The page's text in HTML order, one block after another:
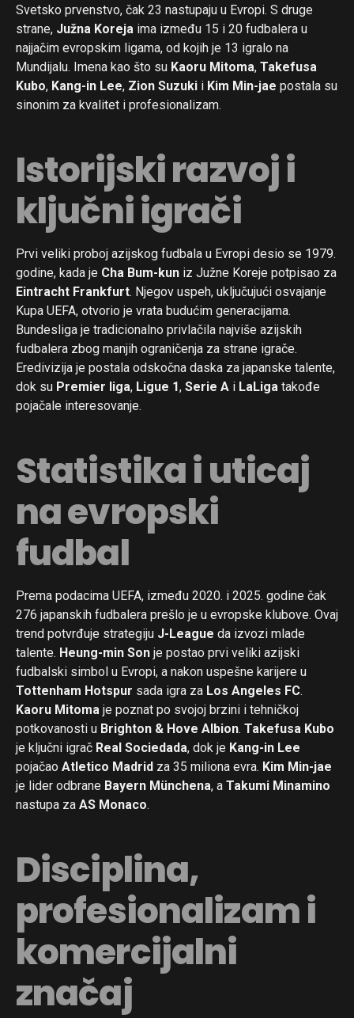
Svetsko prvenstvo, čak 23 nastupaju u Evropi. S druge
strane, Južna Koreja ima između 15 i 20 fudbalera u
najjačim evropskim ligama, od kojih je 13 igralo na
Mundijalu. Imena kao što su Kaoru Mitoma, Takefusa
Kubo, Kang-in Lee, Zion Suzuki i Kim Min-jae postala su
sinonim za kvalitet i profesionalizam.
Istorijski razvoj i
ključni igrači
Prvi veliki proboj azijskog fudbala u Evropi desio se 1979.
godine, kada je Cha Bum-kun iz Južne Koreje potpisao za
Eintracht Frankfurt. Njegov uspeh, uključujući osvajanje
Kupa UEFA, otvorio je vrata budućim generacijama.
Bundesliga je tradicionalno privlačila najviše azijskih
fudbalera zbog manjih ograničenja za strane igrače.
Eredivizija je postala odskočna daska za japanske talente,
dok su Premier liga, Ligue 1, Serie A i LaLiga takođe
pojačale interesovanje.
Statistika i uticaj
na evropski
fudbal
Prema podacima UEFA, između 2020. i 2025. godine čak
276 japanskih fudbalera prešlo je u evropske klubove. Ovaj
trend potvrđuje strategiju J-League da izvozi mlade
talente. Heung-min Son je postao prvi veliki azijski
fudbalski simbol u Evropi, a nakon uspešne karijere u
Tottenham Hotspur sada igra za Los Angeles FC.
Kaoru Mitoma je poznat po svojoj brzini i tehničkoj
potkovanosti u Brighton & Hove Albion. Takefusa Kubo
je ključni igrač Real Sociedada, dok je Kang-in Lee
pojačao Atletico Madrid za 35 miliona evra. Kim Min-jae
je lider odbrane Bayern Münchena, a Takumi Minamino
nastupa za AS Monaco.
Disciplina,
profesionalizam i
komercijalni
značaj